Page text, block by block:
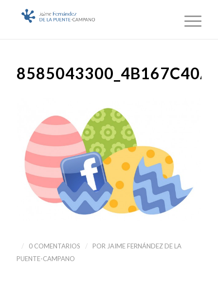
/ 0 COMENTARIOS / POR JAIME FERNÁNDEZ DE LA
PUENTE-CAMPANO